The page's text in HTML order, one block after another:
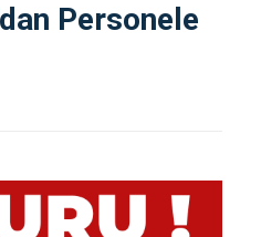
Personele